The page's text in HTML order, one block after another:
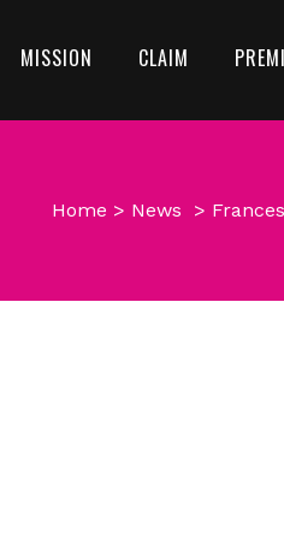
MISSION CLAIM
Home > News >